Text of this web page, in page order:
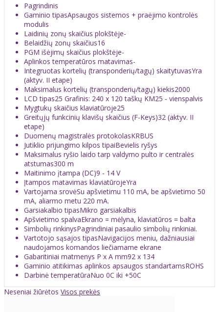
Pagrindinis
Gaminio tipasApsaugos sistemos + praėjimo kontrolės
modulis
Laidinių zonų skaičius plokštėje-
Belaidžių zonų skaičius16
PGM išėjimų skaičius plokštėje-
Aplinkos temperatūros matavimas-
Integruotas kortelių (transponderių/tagų) skaitytuvasYra
(aktyv. II etape)
Maksimalus kortelių (transponderių/tagų) kiekis2000
LCD tipas25 Grafinis: 240 x 120 taškų KM25 - vienspalvis
Mygtukų skaičius klaviatūroje25
Greitųjų funkcinių klavišų skaičius (F-Keys)32 (aktyv. II
etape)
Duomenų magistralės protokolasKRBUS
Jutiklio prijungimo kilpos tipaiBevielis ryšys
Maksimalus ryšio laido tarp valdymo pulto ir centralės
atstumas300 m
Maitinimo įtampa (DC)9 - 14 V
Įtampos matavimas klaviatūrojeYra
Vartojama srovėSu apšvietimu 110 mA, be apšvietimo 50
mA, aliarmo metu 220 mA.
Garsiakalbio tipasMikro garsiakalbis
Apšvietimo spalvaEkrano = mėlyna, klaviatūros = balta
Simbolių rinkinysPagrindiniai pasaulio simbolių rinkiniai.
Vartotojo sąsajos tipasNavigacijos meniu, dažniausiai
naudojamos komandos liečiamame ekrane
Gabaritiniai matmenys P x A mm92 x 134
Gaminio atitikimas aplinkos apsaugos standartamsROHS
Darbinė temperatūraNuo 0C iki +50C
Neseniai žiūrėtos Visos prekės